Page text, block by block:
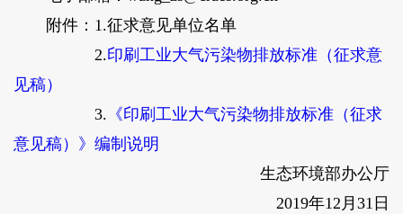
附件：1.征求意见单位名单
2.印刷工业大气污染物排放标准（征求意
见稿）
3. 《印刷工业大气污染物排放标准（征求
意见稿）》编制说明
生态环境部办公厅
2019年12月31日